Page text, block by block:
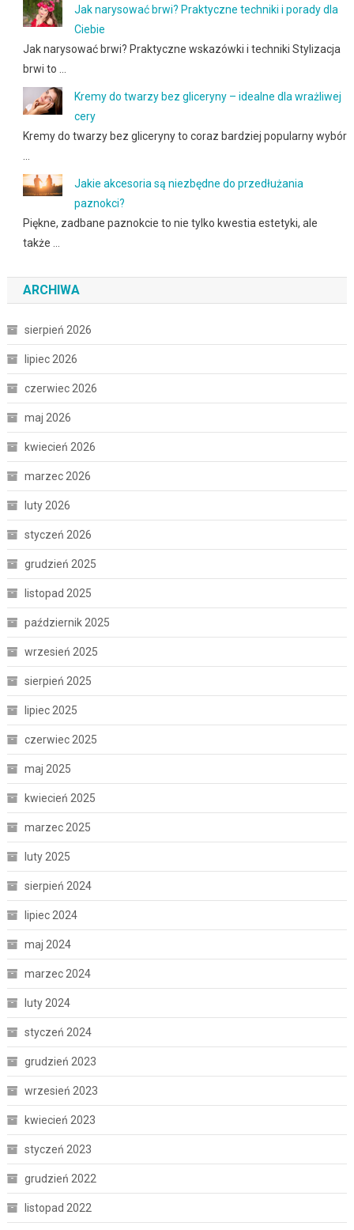
Jak narysować brwi? Praktyczne techniki i porady dla
Ciebie
Jak narysować brwi? Praktyczne wskazówki i techniki Stylizacja
brwi to …
Kremy do twarzy bez gliceryny – idealne dla wrażliwej
cery
Kremy do twarzy bez gliceryny to coraz bardziej popularny wybór
Jakie akcesoria są niezbędne do przedłużania
paznokci?
Piękne, zadbane paznokcie to nie tylko kwestia estetyki, ale
także …
ARCHIWA
sierpień 2026
lipiec 2026
czerwiec 2026
maj 2026
kwiecień 2026
marzec 2026
luty 2026
styczeń 2026
grudzień 2025
listopad 2025
październik 2025
wrzesień 2025
sierpień 2025
lipiec 2025
czerwiec 2025
maj 2025
kwiecień 2025
marzec 2025
luty 2025
sierpień 2024
lipiec 2024
maj 2024
marzec 2024
luty 2024
styczeń 2024
grudzień 2023
wrzesień 2023
kwiecień 2023
styczeń 2023
grudzień 2022
listopad 2022